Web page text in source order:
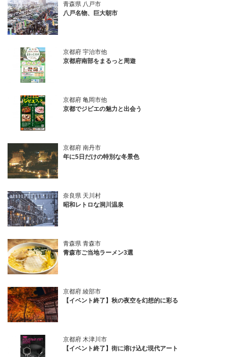
青森県 八戸市
八戸名物、巨大朝市
京都府 宇治市他
京都府南部をまるっと周遊
京都府 亀岡市他
京都でジビエの魅力と出会う
京都府 南丹市
年に5日だけの特別な冬景色
奈良県 天川村
昭和レトロな洞川温泉
青森県 青森市
青森市ご当地ラーメン3選
京都府 綾部市
【イベント終了】秋の夜空を幻想的に彩る
京都府 木津川市
【イベント終了】街に溶け込む現代アート